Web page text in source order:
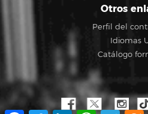
Otros
Perfil del
Idiomas
Catálogo